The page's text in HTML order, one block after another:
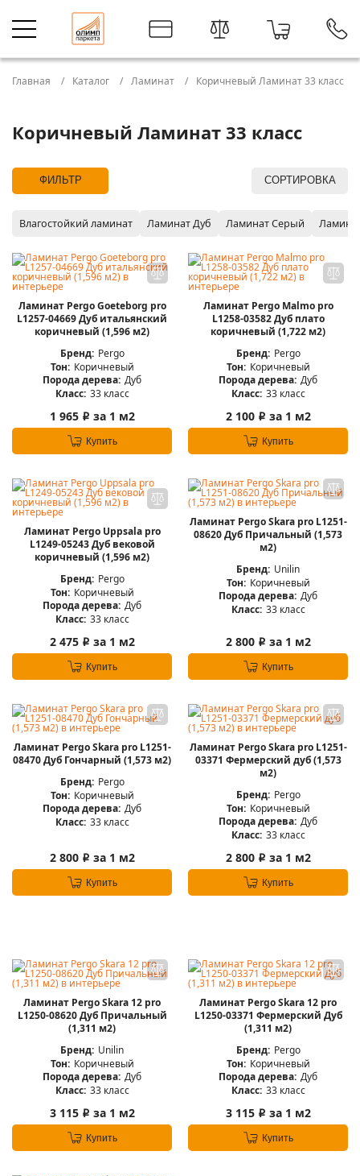
Главная Каталог Ламинат Коричневый Ламинат 33 класс
Коричневый Ламинат 33 класс
ФИЛЬТР СОРТИРОВКА
Влагостойкий ламинат Ламинат Дуб Ламинат Серый
Ламинат Pergo Goeteborg pro
L1257-04669 Дуб итальянский
коричневый (1,596 м2)
Бренд: Pergo
Тон: Коричневый
Порода дерева: Дуб
Класс: 33 класс
1 965 i за 1 м2
Купить
Ламинат Pergo Malmo pro
L1258-03582 Дуб плато
коричневый (1,722 м2)
Бренд: Pergo
Тон: Коричневый
Порода дерева: Дуб
Класс: 33 класс
2 100 i за 1 м2
Купить
Ламинат Pergo Uppsala pro
L1249-05243 Дуб вековой
коричневый (1,596 м2)
Бренд: Pergo
Тон: Коричневый
Порода дерева: Дуб
Класс: 33 класс
2 475 i за 1 м2
Купить
Ламинат Pergo Skara pro L1251-
08620 Дуб Причальный (1,573
м2)
Бренд: Unilin
Тон: Коричневый
Порода дерева: Дуб
Класс: 33 класс
2 800 i за 1 м2
Купить
Ламинат Pergo Skara pro L1251-
08470 Дуб Гончарный (1,573 м2)
Бренд: Pergo
Тон: Коричневый
Порода дерева: Дуб
Класс: 33 класс
2 800 i за 1 м2
Купить
Ламинат Pergo Skara pro L1251-
03371 Фермерский дуб (1,573
м2)
Бренд: Pergo
Тон: Коричневый
Порода дерева: Дуб
Класс: 33 класс
2 800 i за 1 м2
Купить
Ламинат Pergo Skara 12 pro
L1250-08620 Дуб Причальный
(1,311 м2)
Бренд: Unilin
Тон: Коричневый
Порода дерева: Дуб
Класс: 33 класс
3 115 i за 1 м2
Купить
Ламинат Pergo Skara 12 pro
L1250-03371 Фермерский Дуб
(1,311 м2)
Бренд: Pergo
Тон: Коричневый
Порода дерева: Дуб
Класс: 33 класс
3 115 i за 1 м2
Купить